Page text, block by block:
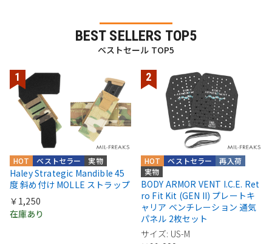
BEST SELLERS TOP5
ベストセール TOP5
実物
ベストセラー
HOT
Haley Strategic Mandible 45
度 斜め付け MOLLE ストラップ
￥1,250
在庫あり
実物
再入荷
ベストセラー
HOT
BODY ARMOR VENT I.C.E. Ret
ro Fit Kit (GEN II) プレートキ
ャリア ベンチレーション 通気
パネル 2枚セット
サイズ: US-M